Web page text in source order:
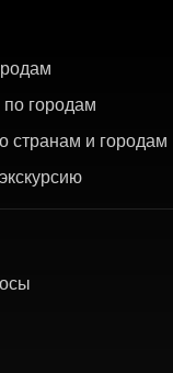
городам
странам и городам